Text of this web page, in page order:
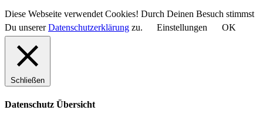
Diese Webseite verwendet Cookies! Durch Deinen Besuch stimmst
Du unsererDatenschutzerklärung zu. Einstellungen OK
Schließen
Datenschutz Übersicht